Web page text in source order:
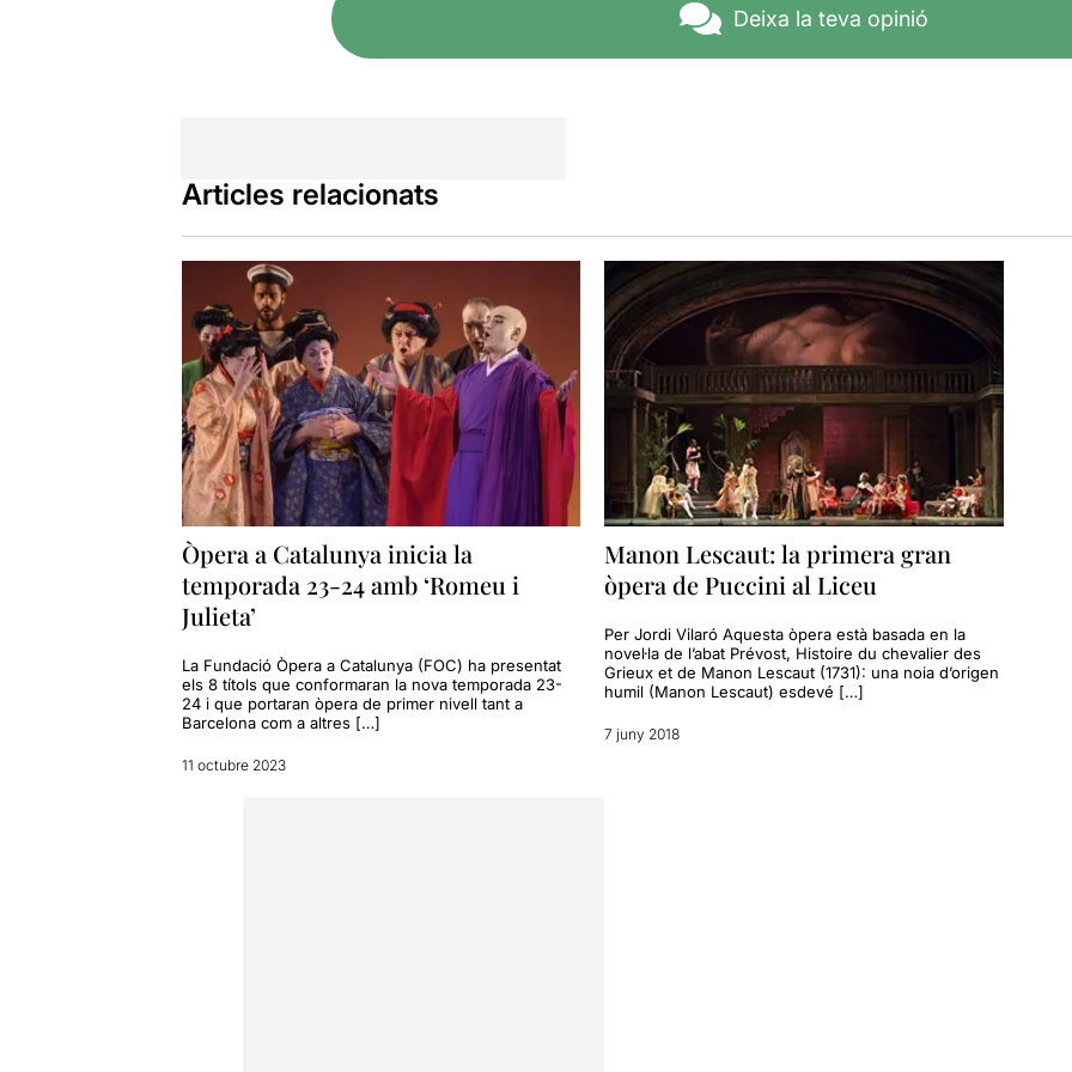
Deixa la teva opinió
Articles relacionats
Òpera a Catalunya inicia la
temporada 23-24 amb ‘Romeu i
Julieta’
La Fundació Òpera a Catalunya (FOC) ha presentat
els 8 títols que conformaran la nova temporada 23-
24 i que portaran òpera de primer nivell tant a
Barcelona com a altres […]
11 octubre 2023
Manon Lescaut: la primera gran
òpera de Puccini al Liceu
Per Jordi Vilaró Aquesta òpera està basada en la
novel·la de l’abat Prévost, Histoire du chevalier des
Grieux et de Manon Lescaut (1731): una noia d’origen
humil (Manon Lescaut) esdevé […]
7 juny 2018